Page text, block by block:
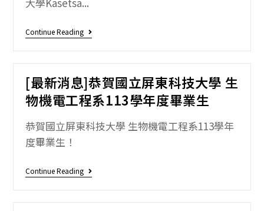
Continue Reading
[最新消息]恭賀國立屏東科技大學 生
物機電工程系113學年度畢業生
恭賀國立屏東科技大學 生物機電工程系113學年
度畢業生！
Continue Reading